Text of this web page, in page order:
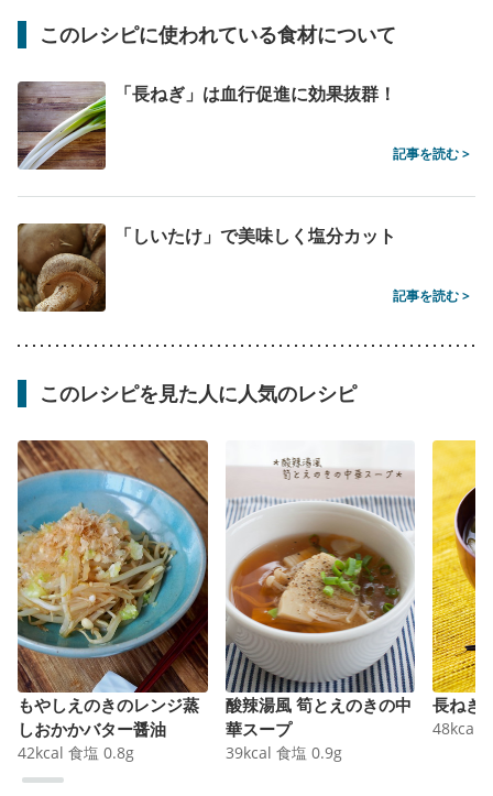
このレシピに使われている食材について
「長ねぎ」は血行促進に効果抜群！
記事を読む >
「しいたけ」で美味しく塩分カット
記事を読む >
このレシピを見た人に人気のレシピ
もやしえのきのレンジ蒸
しおかかバター醤油
42kcal 食塩 0.8g
酸辣湯風 筍とえのきの中
華スープ
39kcal 食塩 0.9g
長ねぎ
48kcal